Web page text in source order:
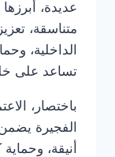
عديدة،
متناسقة،
الداخلية،
تساعد على
باختصار،
الفجيرة
أنيقة،